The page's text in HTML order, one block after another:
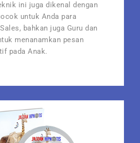
ini juga dikenal dengan
untuk Anda para
bahkan juga Guru dan
menanamkan pesan
pada Anak.